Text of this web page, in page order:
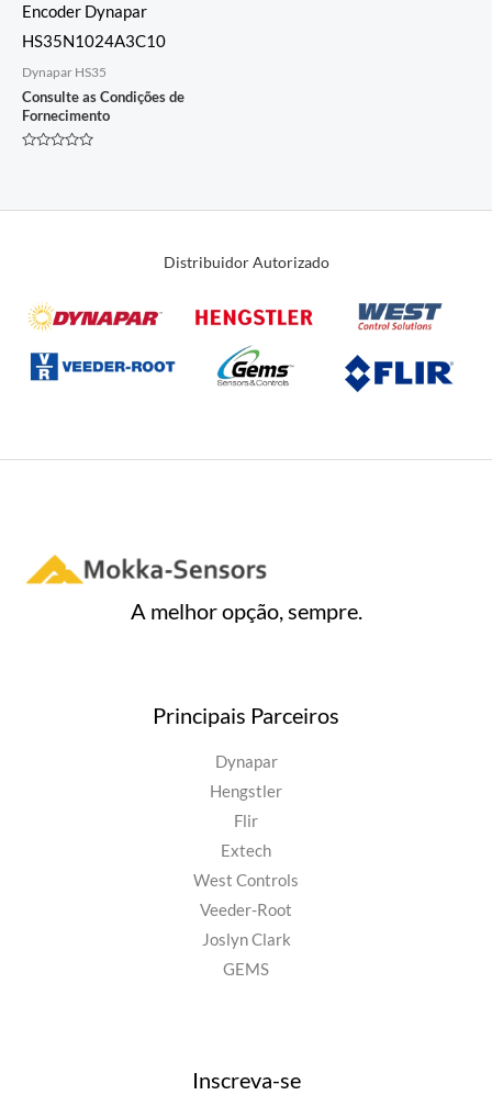
Encoder Dynapar
HS35N1024A3C10
Dynapar HS35
Consulte as Condições de
Fornecimento
Distribuidor Autorizado
A melhor opção, sempre.
Principais Parceiros
Dynapar
Hengstler
Flir
Extech
West Controls
Veeder-Root
Joslyn Clark
GEMS
Inscreva-se